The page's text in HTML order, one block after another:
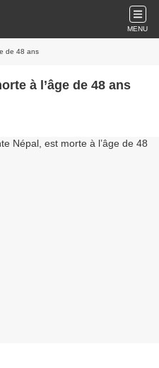
MENU
de 48 ans
à l’âge de 48 ans